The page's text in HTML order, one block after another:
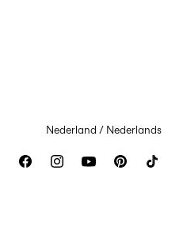
Nederland / Nederlands